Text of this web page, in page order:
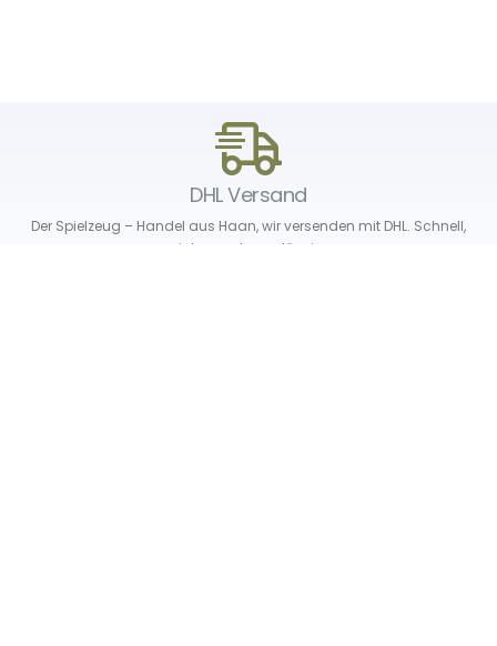
DHL Versand
Der Spielzeug – Handel aus Haan, wir versenden mit DHL. Schnell,
sicher und zuverlässig.